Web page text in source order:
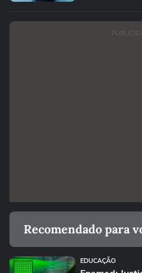
Recomendado para
EDUCAÇÃO